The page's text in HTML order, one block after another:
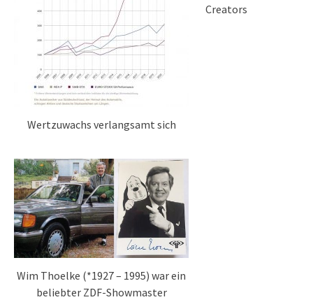
Wertzuwachs verlangsamt sich
Wim Thoelke (*1927 – 1995) war ein
beliebter ZDF-Showmaster
Creators